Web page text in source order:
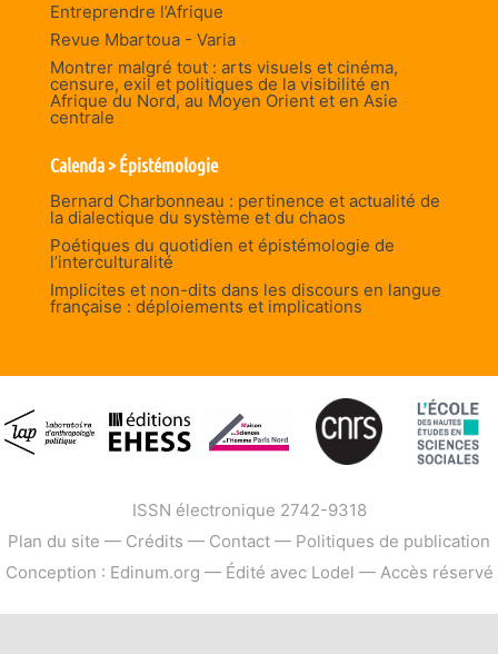
Entreprendre l’Afrique
Revue Mbartoua - Varia
Montrer malgré tout : arts visuels et cinéma,
censure, exil et politiques de la visibilité en
Afrique du Nord, au Moyen Orient et en Asie
centrale
Calenda > Épistémologie
Bernard Charbonneau : pertinence et actualité de
la dialectique du système et du chaos
Poétiques du quotidien et épistémologie de
l’interculturalité
Implicites et non-dits dans les discours en langue
française : déploiements et implications
ISSN électronique 2742-9318
Plan du site — Crédits — Contact — Politiques de publication
Conception : Edinum.org — Édité avec Lodel — Accès réservé